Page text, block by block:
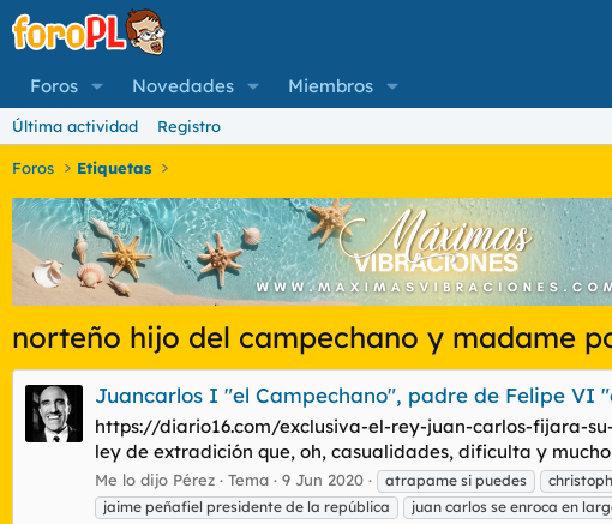
Foros Novedades Miembros
Última actividad Registro
Foros Etiquetas
norteño hijo del campechano y madame
Juancarlos I "el Campechano", padre de Felipe VI
https://diario16.com/exclusiva-el-rey-juan-carlos-fijara-
ley de extradición que, oh, casualidades, dificulta y
Me lo dijo Pérez Tema 9 Jun 2020 atrapame si puedes
jaime peñafiel presidente de la república
juan carlos se enroca en